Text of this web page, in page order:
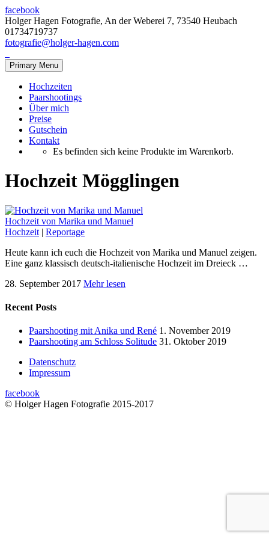
facebook
Holger Hagen Fotografie, An der Weberei 7, 73540 Heubach
01734719737
fotografie@holger-hagen.com
Primary Menu
Hochzeiten
Paarshootings
Über mich
Preise
Gutschein
Kontakt
Es befinden sich keine Produkte im Warenkorb.
Hochzeit Mögglingen
Hochzeit von Marika und Manuel
Hochzeit | Reportage
Heute kann ich euch die Hochzeit von Marika und Manuel zeigen.
Eine ganz klassisch deutsch-italienische Hochzeit im Dreieck …
28. September 2017 Mehr lesen
Recent Posts
Paarshooting mit Anika und René 1. November 2019
Paarshooting am Schloss Solitude 31. Oktober 2019
Datenschutz
Impressum
facebook
© Holger Hagen Fotografie 2015-2017